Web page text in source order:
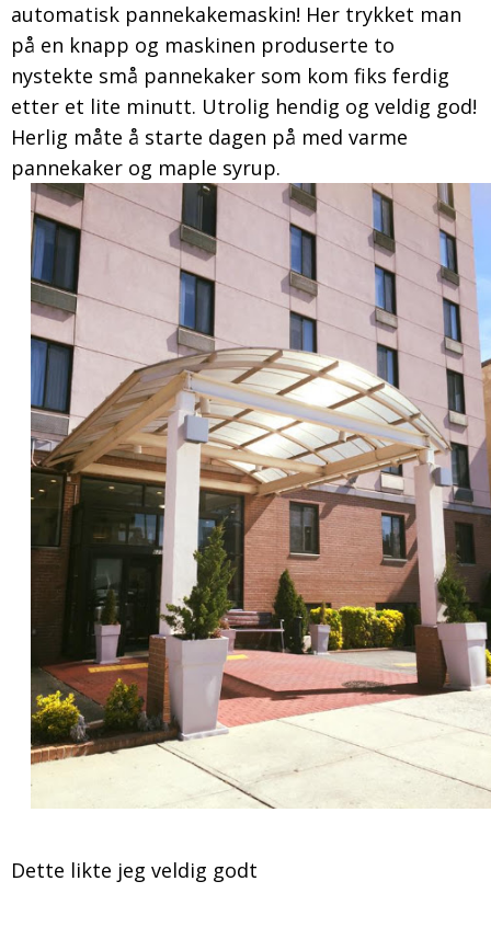
automatisk pannekakemaskin! Her trykket man
på en knapp og maskinen produserte to
nystekte små pannekaker som kom fiks ferdig
etter et lite minutt. Utrolig hendig og veldig god!
Herlig måte å starte dagen på med varme
pannekaker og maple syrup.
Dette likte jeg veldig godt